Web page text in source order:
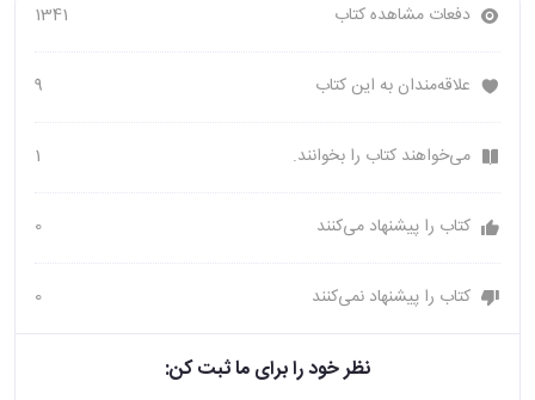
دفعات مشاهده کتاب 1341
علاقه‌مندان به این کتاب 9
می‌خواهند کتاب را بخوانند. 1
کتاب را پیشنهاد می‌کنند 0
کتاب را پیشنهاد نمی‌کنند 0
نظر خود را برای ما ثبت کن: